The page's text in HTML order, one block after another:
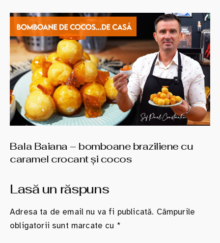
Bala Baiana – bomboane braziliene cu
caramel crocant şi cocos
Lasă un răspuns
Adresa ta de email nu va fi publicată. Câmpurile
obligatorii sunt marcate cu *